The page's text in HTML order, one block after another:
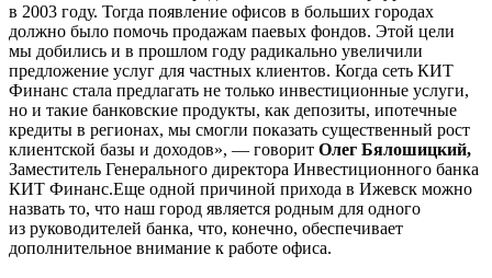
в 2003 году. Тогда появление офисов в больших городах
должно было помочь продажам паевых фондов. Этой цели
мы добились и в прошлом году радикально увеличили
предложение услуг для частных клиентов. Когда сеть КИТ
Финанс стала предлагать не только инвестиционные услуги,
но и такие банковские продукты, как депозиты, ипотечные
кредиты в регионах, мы смогли показать существенный рост
клиентской базы и доходов», — говорит Олег Бялошицкий,
Заместитель Генерального директора Инвестиционного банка
КИТ Финанс.Еще одной причиной прихода в Ижевск можно
назвать то, что наш город является родным для одного
из руководителей банка, что, конечно, обеспечивает
дополнительное внимание к работе офиса.